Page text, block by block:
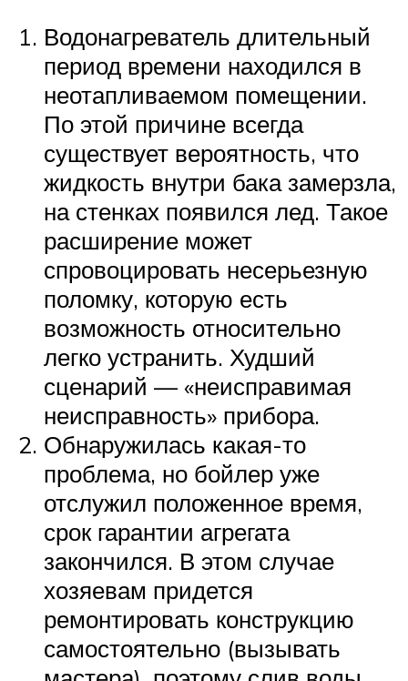
Водонагреватель длительный
период времени находился в
неотапливаемом помещении.
По этой причине всегда
существует вероятность, что
жидкость внутри бака замерзла,
на стенках появился лед. Такое
расширение может
спровоцировать несерьезную
поломку, которую есть
возможность относительно
легко устранить. Худший
сценарий — «неисправимая
неисправность» прибора.
Обнаружилась какая-то
проблема, но бойлер уже
отслужил положенное время,
срок гарантии агрегата
закончился. В этом случае
хозяевам придется
ремонтировать конструкцию
самостоятельно (вызывать